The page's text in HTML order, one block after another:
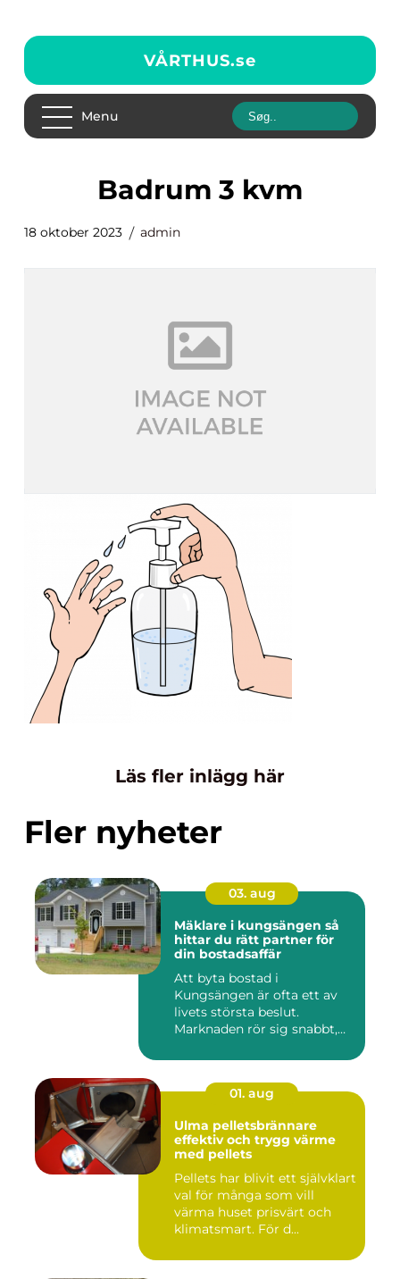
VÅRTHUS.se
Menu
badrum 3 kvm
18 oktober 2023 admin
Läs fler inlägg här
Fler nyheter
03. aug
Mäklare i kungsängen så
hittar du rätt partner för
din bostadsaffär
Att byta bostad i
Kungsängen är ofta ett av
livets största beslut.
Marknaden rör sig snabbt,
01. aug
Ulma pelletsbrännare
effektiv och trygg värme
med pellets
Pellets har blivit ett självklart
val för många som vill
värma huset prisvärt och
klimatsmart. För d...